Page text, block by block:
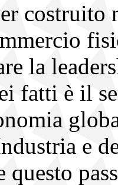
costruito
la
fatti è il
e
questo